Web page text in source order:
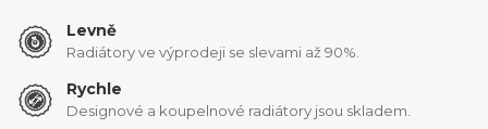
Levně
Radiátory ve výprodeji se slevami až 90%.
Rychle
Designové a koupelnové radiátory jsou skladem.